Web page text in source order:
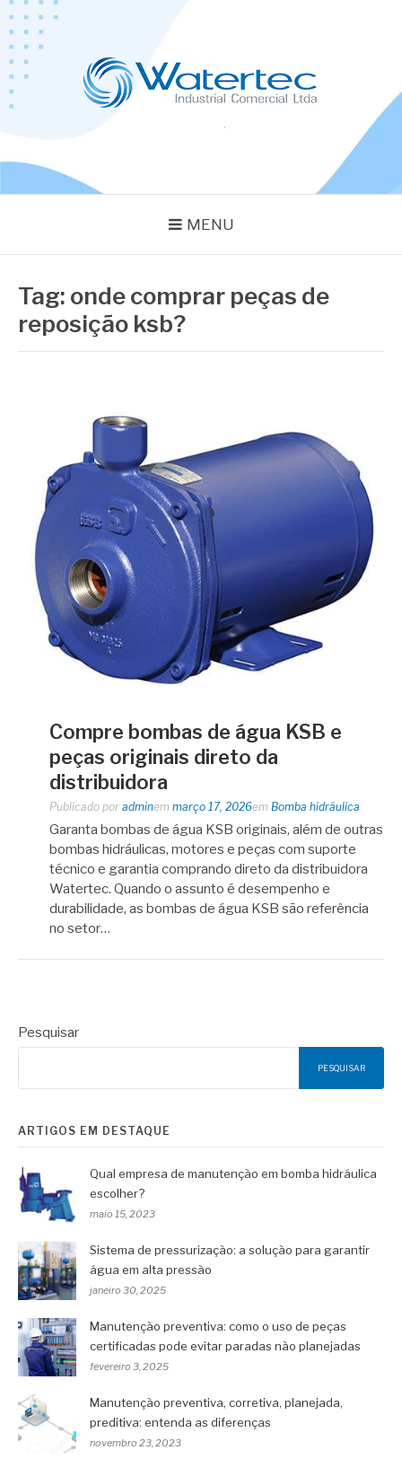
Pular
para
conteúdo
MENU
Tag: onde comprar peças de
reposição ksb?
Compre bombas de água KSB e
peças originais direto da
distribuidora
Publicado por adminem março 17, 2026em Bomba hidráulica
Garanta bombas de água KSB originais, além de outras
bombas hidráulicas, motores e peças com suporte
técnico e garantia comprando direto da distribuidora
Watertec. Quando o assunto é desempenho e
durabilidade, as bombas de água KSB são referência
no setor…
Pesquisar
PESQUISAR
ARTIGOS EM DESTAQUE
Qual empresa de manutenção em bomba hidráulica
escolher?
maio 15, 2023
Sistema de pressurização: a solução para garantir
água em alta pressão
janeiro 30, 2025
Manutenção preventiva: como o uso de peças
certificadas pode evitar paradas não planejadas
fevereiro 3, 2025
Manutenção preventiva, corretiva, planejada,
preditiva: entenda as diferenças
novembro 23, 2023